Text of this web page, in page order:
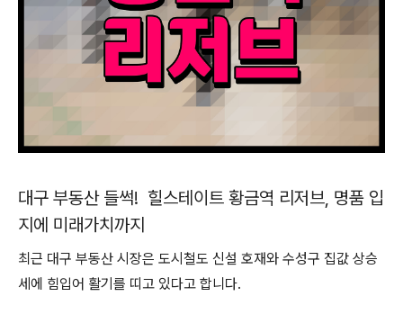
대구 부동산 들썩! 힐스테이트 황금역 리저브, 명품 입
지에 미래가치까지
최근 대구 부동산 시장은 도시철도 신설 호재와 수성구 집값 상승
세에 힘입어 활기를 띠고 있다고 합니다.